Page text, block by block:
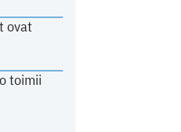
ovat
toimii